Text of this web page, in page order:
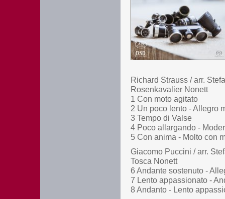
Richard Strauss / arr.
Rosenkavalier Nonett
1 Con moto agitato
2 Un poco lento - Allegro
3 Tempo di Valse
4 Poco allargando -
5 Con anima - Molto con
Giacomo Puccini / arr.
Tosca Nonett
6 Andante sostenuto -
7 Lento appassionato -
8 Andanto - Lento